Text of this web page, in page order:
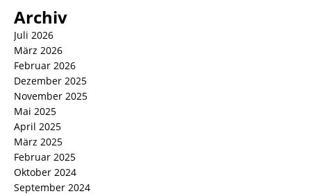
Archiv
Juli 2026
März 2026
Februar 2026
Dezember 2025
November 2025
Mai 2025
April 2025
März 2025
Februar 2025
Oktober 2024
September 2024